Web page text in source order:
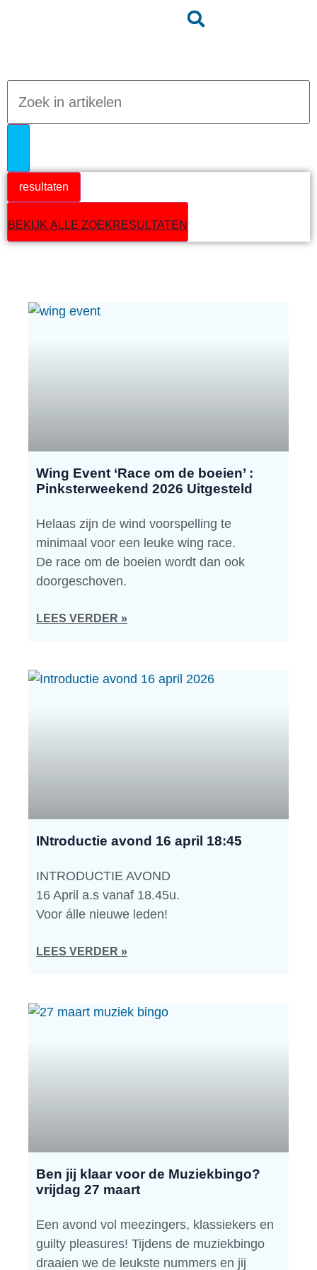
resultaten
BEKIJK ALLE ZOEKRESULTATEN
Wing Event ‘Race om de boeien’ :
Pinksterweekend 2026 Uitgesteld
Helaas zijn de wind voorspelling te
minimaal voor een leuke wing race.
De race om de boeien wordt dan ook
doorgeschoven.
LEES VERDER »
INtroductie avond 16 april 18:45
INTRODUCTIE AVOND
16 April a.s vanaf 18.45u.
Voor álle nieuwe leden!
LEES VERDER »
Ben jij klaar voor de Muziekbingo?
vrijdag 27 maart
Een avond vol meezingers, klassiekers en
guilty pleasures! Tijdens de muziekbingo
draaien we de leukste nummers en jij